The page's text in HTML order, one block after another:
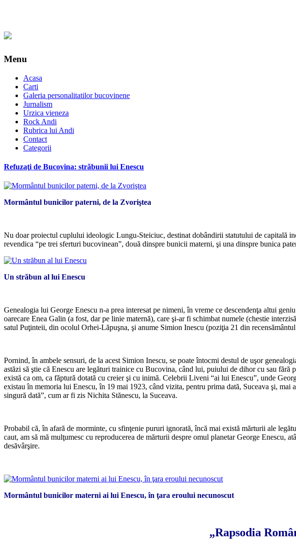
Menu
Acasa
Carti
Galeria personalitatilor bucovinene
Jurnalism
Urzica vieneza
Rock Andi
Rubrica lui Andi
Contact
Categorii
Refuzaţi de Bucovina: străbunii lui Enescu
Mormântul bunicilor paterni, de la Zvoriştea
Nu doar proiectul cuplului ideologic Lungu-Steiciuc, destinat dobândirii statutului de capitală
revendica “pe trei sferturi bucovinean”, două dinspre bunicii materni, şi una dinspre bunica
Un străbun al lui Enescu
Genealogia lui George Enescu n-a prea interesat pe nimeni, în vreme ce descendenţa altui
oarecare Enea Galin (a fost, dar pe linie maternă), care şi-ar fi schimbat numele (chestie
satul Puţinteii, din ocolul Orhei-Lăpuşna, şi anume Simion Inescu (poziţia 21 din
Pornind, în ambele sensuri, de la acest Simion Inescu, se poate întocmi destul de uşor
astăzi să ştie că Enescu are legături trainice cu Bucovina, când lui, puiului de dihor cu sau
există ca om, ca făptură dotată cu creier şi cu inimă. Celebrii Liveni “ai lui Enescu”, unde
existau în memoria lui Enescu, în 19 mai 1923, când vizita, pentru prima dată, Suceava şi,
singură dată”, cum ar fi zis Nichita Stănescu, la Suceava.
Probabil că, în afară de morminte, cu sfinţenie pururi ignorată, încă mai există mărturii ale
caut, am să mă mulţumesc cu reproducerea de mărturii despre omul planetar George
desăvârşire.
Mormântul bunicilor materni ai lui Enescu, în ţara eroului necunoscut
„Rapsodia